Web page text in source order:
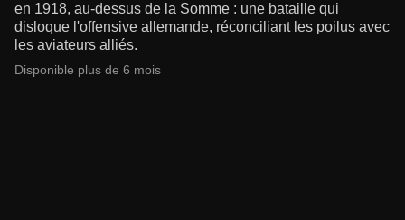
en 1918, au-dessus de la Somme : une bataille qui
disloque l'offensive allemande, réconciliant les poilus avec
les aviateurs alliés.
Disponible plus de 6 mois